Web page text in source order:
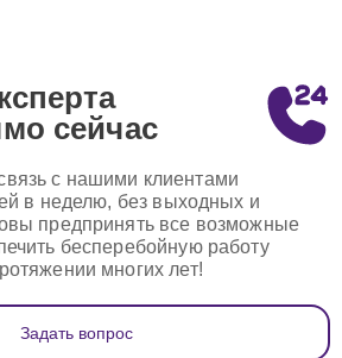
сейчас
с нашими клиентами
в неделю, без выходных и
предпринять все возможные
бесперебойную работу
многих лет!
Задать вопрос